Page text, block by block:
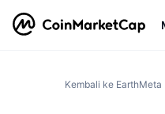
Kembali ke EarthMeta